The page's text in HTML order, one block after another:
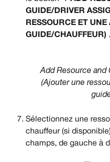
GUIDE/DRIVER
RESSOURCE ET
GUIDE/CHAUFFEUR) .
Add Resource and
(Ajouter une
Sélectionnez une
chauffeur (si
champs, de gauche à